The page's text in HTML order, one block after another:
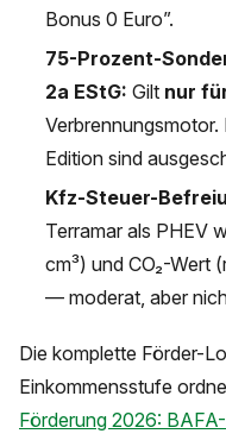
Bonus 0 Euro”.
75-Prozent-
2a EStG: Gilt nur
Edition sind
Kfz-Steuer-
Terramar als PHEV
cm³) und CO₂-Wert
— moderat, aber
Die komplette Förder-
Einkommensstufe
Förderung 2026: